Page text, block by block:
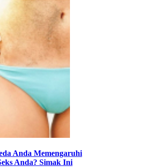
Anda Memengaruhi
Anda? Simak Ini